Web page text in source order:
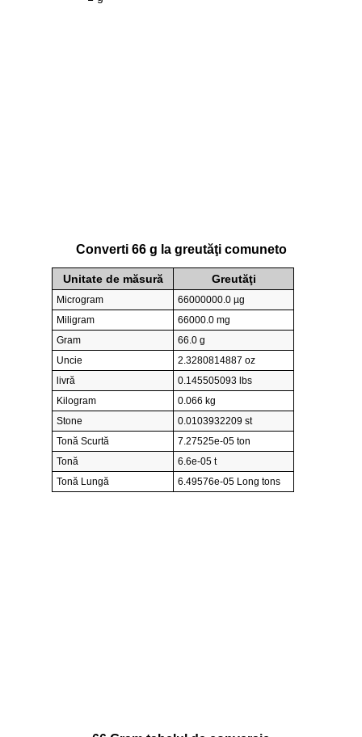
Converti 66 g la greutăţi comuneto
Unitate de măsură Greutăţi
Microgram
66000000.0 µg
Miligram
66000.0 mg
Gram
66.0 g
Uncie
2.3280814887 oz
livră
0.145505093 lbs
Kilogram
0.066 kg
Stone
0.0103932209 st
Tonă Scurtă
7.27525e-05 ton
Tonă
6.6e-05 t
Tonă Lungă
6.49576e-05 Long tons